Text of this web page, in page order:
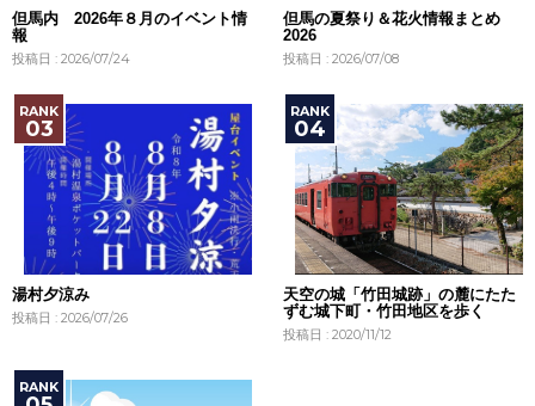
但馬内 2026年８月のイベント情
報
投稿日 : 2026/07/24
但馬の夏祭り＆花火情報まとめ
2026
投稿日 : 2026/07/08
湯村夕涼み
投稿日 : 2026/07/26
天空の城「竹田城跡」の麓にたた
ずむ城下町・竹田地区を歩く
投稿日 : 2020/11/12